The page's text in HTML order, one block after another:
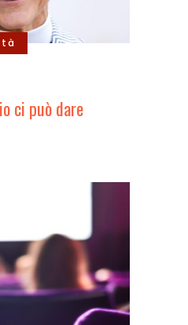
ci può dare